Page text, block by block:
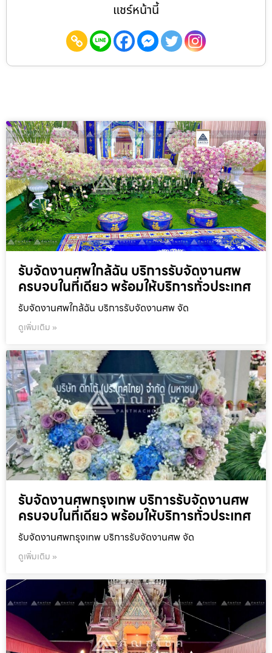
แชร์หน้านี้
รับจัดงานศพใกล้ฉัน บริการรับจัดงานศพ
ครบจบในที่เดียว พร้อมให้บริการทั่วประเทศ
รับจัดงานศพใกล้ฉัน บริการรับจัดงานศพ จัด
ดูเพิ่มเติม »
รับจัดงานศพกรุงเทพ บริการรับจัดงานศพ
ครบจบในที่เดียว พร้อมให้บริการทั่วประเทศ
รับจัดงานศพกรุงเทพ บริการรับจัดงานศพ จัด
ดูเพิ่มเติม »